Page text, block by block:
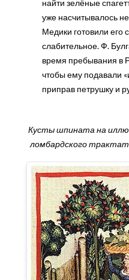
найти зелёные
уже насчитывалось
Медики готовили его
слабительное. Ф.
время пребывания в
чтобы ему подавали
приправ петрушку и
Кусты шпината на
ломбардского